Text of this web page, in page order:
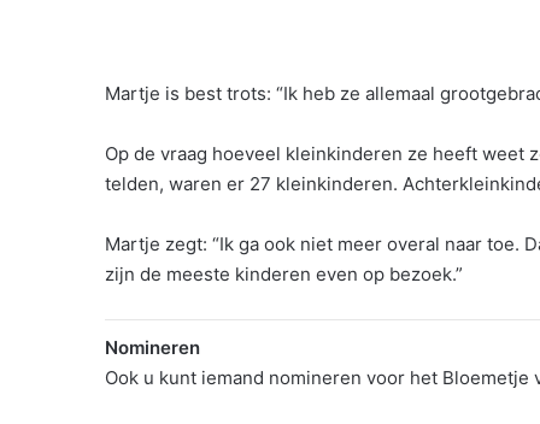
Martje is best trots: “Ik heb ze allemaal
Op de vraag hoeveel kleinkinderen ze heeft weet
telden, waren er 27 kleinkinderen.
Martje zegt: “Ik ga ook niet meer overal naar toe.
zijn de meeste kinderen even op bezoek.”
Nomineren
Ook u kunt iemand nomineren voor het Bloemetje